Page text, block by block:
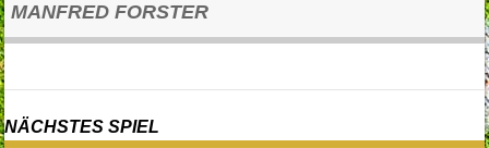
MANFRED FORSTER
NÄCHSTES SPIEL